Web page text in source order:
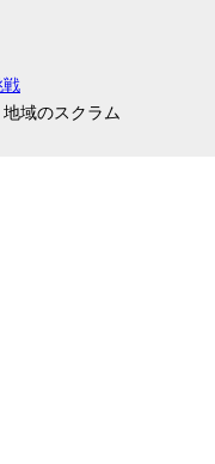
戦
域のスクラム